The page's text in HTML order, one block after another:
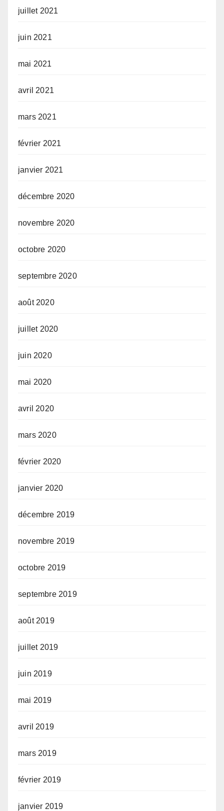
juillet 2021
juin 2021
mai 2021
avril 2021
mars 2021
février 2021
janvier 2021
décembre 2020
novembre 2020
octobre 2020
septembre 2020
août 2020
juillet 2020
juin 2020
mai 2020
avril 2020
mars 2020
février 2020
janvier 2020
décembre 2019
novembre 2019
octobre 2019
septembre 2019
août 2019
juillet 2019
juin 2019
mai 2019
avril 2019
mars 2019
février 2019
janvier 2019